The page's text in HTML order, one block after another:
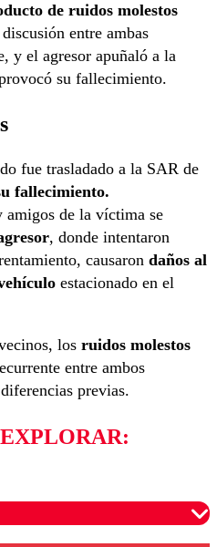
de ruidos molestos
entre ambas
y el agresor apuñaló a la
su fallecimiento.
fue trasladado a la SAR de
fallecimiento.
amigos de la víctima se
, donde intentaron
causaron daños al
estacionado en el
los ruidos molestos
entre ambos
previas.